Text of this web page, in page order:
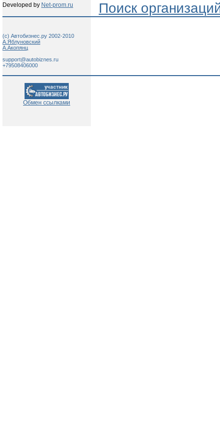
Developed by Net-prom.ru Поиск
(c) Автобизнес.ру 2002-2010
А.Яблуновский
А.Акопянц
support@autobiznes.ru
+79508406000
Обмен ссылками